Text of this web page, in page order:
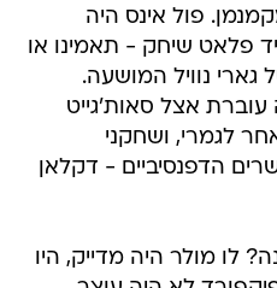
פול אינס היה
פלאט שיחק - תאמינו או
גארי נוויל המושעה.
אצל סאות'גייט
לגמרי, ושחקני
הדפנסיביים - דקלאן
לו מולר היה מדייק, היו